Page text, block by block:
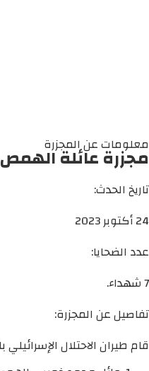
معلومات عن المجزرة
مجزرة عائلة الهمص
تاريخ الحدث:
24 أكتوبر 2023
عدد الضحايا:
7 شهداء.
تفاصيل عن المجزرة:
قام طيران الاحتلال الإسرائيلي